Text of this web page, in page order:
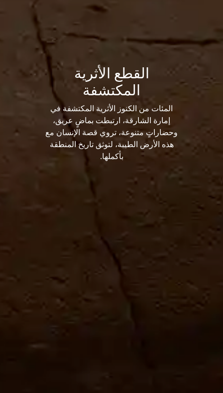
القطع الأثرية
المكتشفة
المئات من الكنوز الأثرية المكتشفة في
إمارة الشارقة، ارتبطت بماضٍ عريق،
وحضاراتٍ متنوعة، تروي قصة الإنسان مع
هذه الأرض الطيبة، لتوثق تاريخ المنطقة
بأكملها.